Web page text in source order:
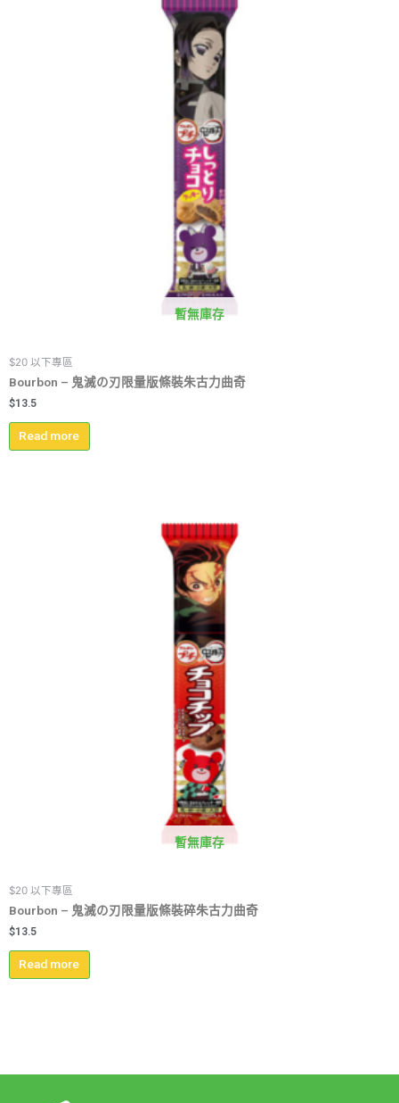
暫無庫存
$20 以下專區
Bourbon – 鬼滅の刃限量版條裝朱古力曲奇
$13.5
Read more
暫無庫存
$20 以下專區
Bourbon – 鬼滅の刃限量版條裝碎朱古力曲奇
$13.5
Read more